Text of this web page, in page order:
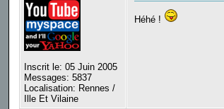
Inscrit le: 05 Juin 2005
Messages: 5837
Localisation: Rennes /
Ille Et Vilaine
Héhé !